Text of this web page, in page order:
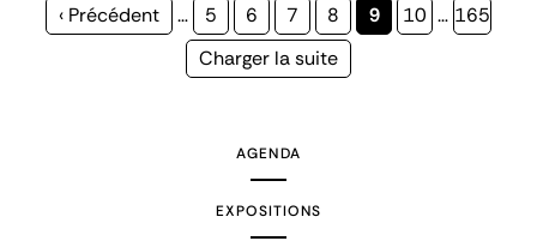
Page
‹ Précédent … Page
5 Page
6 Page
7 Page
8
Page
9 Page
10 … Page
165
Page
Charger la suite
AGENDA
EXPOSITIONS